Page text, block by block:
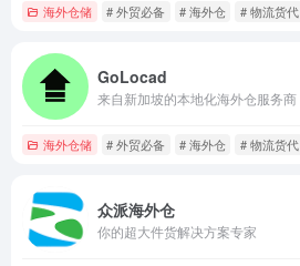
海外仓储 # 外贸必备 # 海外仓 # 物流货代
GoLocad
海外仓储 # 外贸必备 # 海外仓 # 物流货代
众派海外仓
你的超大件货解决方案专家